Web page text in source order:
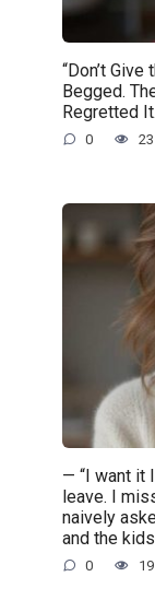
“Don’t
Begged.
Regretted It.
0 23
— “I want it
leave. I
naively
and the
0 19